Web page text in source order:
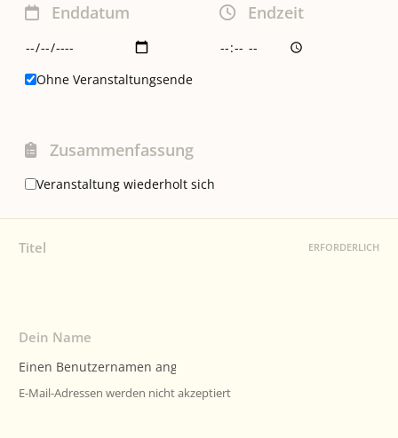
Enddatum Endzeit
Ohne Veranstaltungsende
Zusammenfassung
Veranstaltung wiederholt sich
Titel ERFORDERLICH
Dein Name
E-Mail-Adressen werden nicht akzeptiert